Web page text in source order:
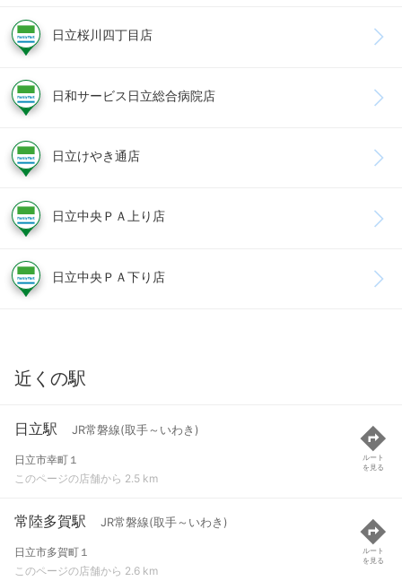
日立桜川四丁目店
日和サービス日立総合病院店
日立けやき通店
日立中央ＰＡ上り店
日立中央ＰＡ下り店
近くの駅
日立駅 JR常磐線(取手～いわき)
日立市幸町１
このページの店舗から 2.5 km
ルート
を見る
常陸多賀駅 JR常磐線(取手～いわき)
日立市多賀町１
このページの店舗から 2.6 km
ルート
を見る